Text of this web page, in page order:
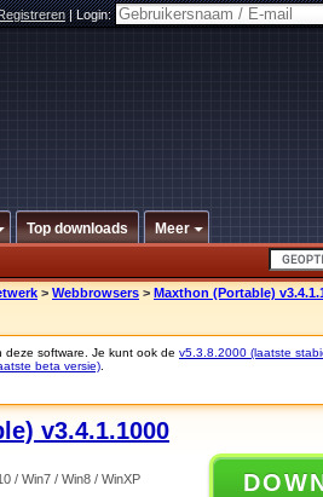
|Login:
Top downloads Meer
> Webbrowsers > Maxthon (Portable)
deze software. Je kunt ook de v5.3.8.2000 (laatste
beta versie)
v3.4.1.1000
/ Win7 / Win8 / WinXP